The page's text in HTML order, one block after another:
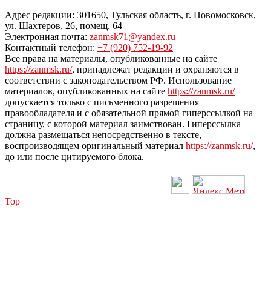
Адрес редакции: 301650, Тульская область, г. Новомосковск,
ул. Шахтеров, 26, помещ. 64
Электронная почта: zanmsk71@yandex.ru
Контактный телефон: +7 (920) 752-19-92
Все права на материалы, опубликованные на сайте
https://zanmsk.ru/, принадлежат редакции и охраняются в
соответствии с законодательством РФ. Использование
материалов, опубликованных на сайте https://zanmsk.ru/
допускается только с письменного разрешения
правообладателя и с обязательной прямой гиперссылкой на
страницу, с которой материал заимствован. Гиперссылка
должна размещаться непосредственно в тексте,
воспроизводящем оригинальный материал https://zanmsk.ru/,
до или после цитируемого блока.
Top